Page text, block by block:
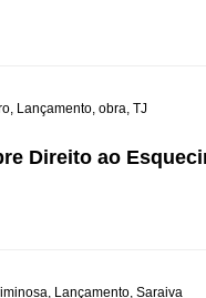
, Lançamento, obra, TJ
Direito ao
, Lançamento, Saraiva